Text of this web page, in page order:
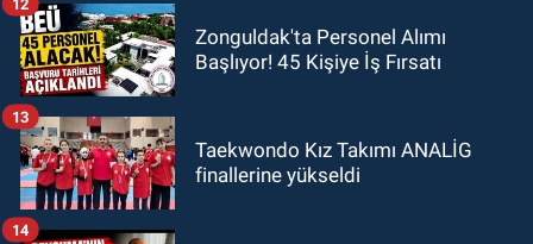
Zonguldak'ta Personel Alımı
Başlıyor! 45 Kişiye İş Fırsatı
Taekwondo Kız Takımı ANALİG
finallerine yükseldi
13
14